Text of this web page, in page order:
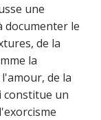
une
documenter le
de la
la
de la
constitue un